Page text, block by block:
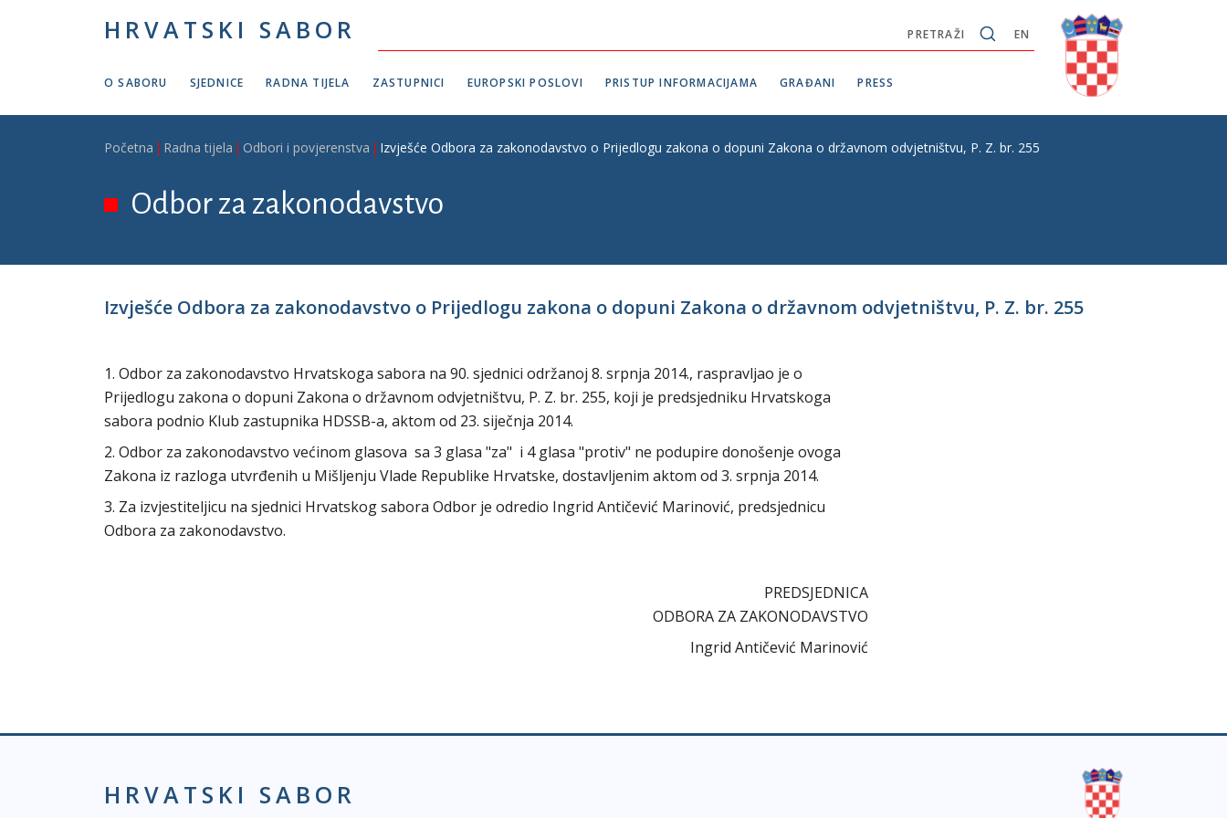
HRVATSKI SABOR EN
PRETRAŽI
O SABORU SJEDNICE RADNA TIJELA ZASTUPNICI EUROPSKI POSLOVI PRISTUP INFORMACIJAMA GRAĐANI PRESS
Breadcrumb
Početna Radna tijela Odbori i povjerenstva Izvješće Odbora za zakonodavstvo o Prijedlogu zakona o dopuni Zakona o državnom odvjetništvu, P. Z. br. 255
Odbor za zakonodavstvo
Izvješće Odbora za zakonodavstvo o Prijedlogu zakona o dopuni Zakona o državnom odvjetništvu, P. Z. br. 255
1. Odbor za zakonodavstvo Hrvatskoga sabora na 90. sjednici održanoj 8. srpnja 2014., raspravljao je o
Prijedlogu zakona o dopuni Zakona o državnom odvjetništvu, P. Z. br. 255, koji je predsjedniku Hrvatskoga
sabora podnio Klub zastupnika HDSSB-a, aktom od 23. siječnja 2014.
2. Odbor za zakonodavstvo većinom glasova sa 3 glasa "za" i 4 glasa "protiv" ne podupire donošenje ovoga
Zakona iz razloga utvrđenih u Mišljenju Vlade Republike Hrvatske, dostavljenim aktom od 3. srpnja 2014.
3. Za izvjestiteljicu na sjednici Hrvatskog sabora Odbor je odredio Ingrid Antičević Marinović, predsjednicu
Odbora za zakonodavstvo.
PREDSJEDNICA
ODBORA ZA ZAKONODAVSTVO
Ingrid Antičević Marinović
HRVATSKI SABOR